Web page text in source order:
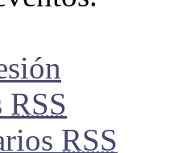
RSS
RSS